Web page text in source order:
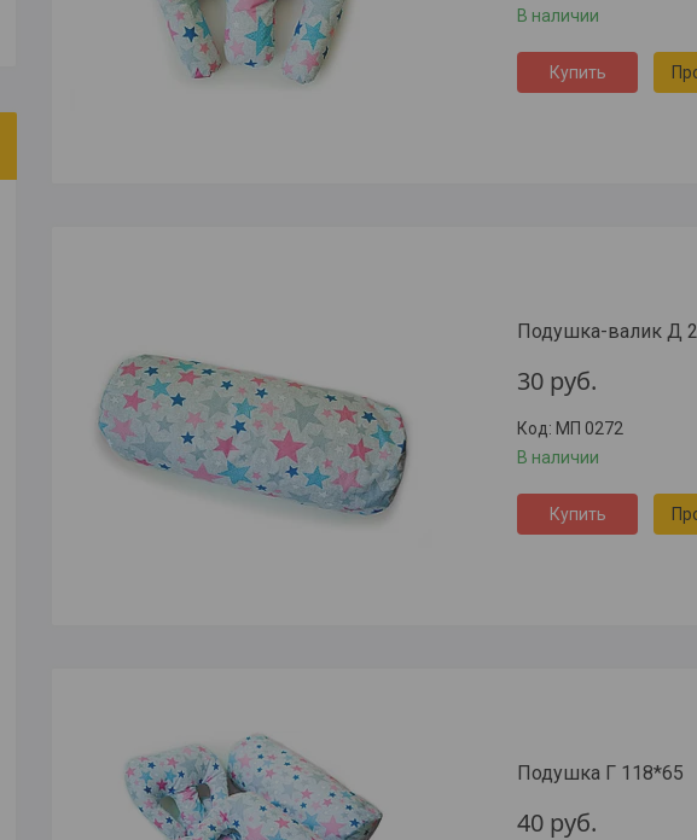
В наличии
Купить
Подушка-валик Д
30 руб.
МП 0272
В наличии
Купить
Подушка Г 118*65
40 руб.